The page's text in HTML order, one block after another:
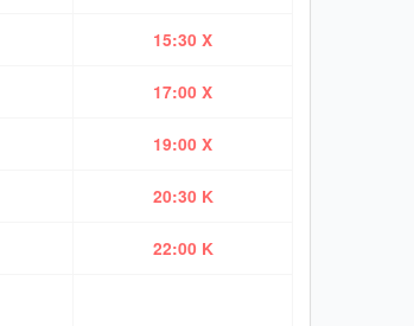
15:30 X
17:00 X
19:00 X
20:30 K
22:00 K